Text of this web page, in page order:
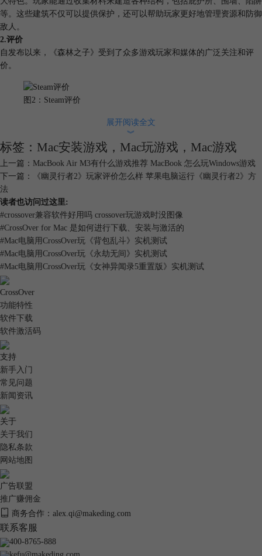
等。这些建筑不仅可以提供保护，还可以帮助玩家更好地管理资源和防御
敌人。
2.评价
自发布以来，《森林之子》受到了众多游戏玩家和媒体的广泛关注和评
价。
图2：Steam评价
很多玩家赞扬《森林之子》的画面和音效，认为其真实感和沉浸感非常
强。特别是游戏中的天气系统、昼夜交替和环境音效，都为玩家带来了身
临其境的体验。并且在Steam平台上《森林之子》的好评率也特别高，许
多玩家反应，《森林之子》要远优秀于上一代。
二、《森林之子》Mac电脑也能玩吗
目前，《森林之子》并没有官方支持在macOS系统上运行。然而，有几种
方法可以让Mac用户尝试在他们的设备上玩这款游戏。
1. 使用Boot Camp
图4：Boot Camp
Boot Camp是苹果官方提供的工具，允许用户在Mac上安装和运行Windows
展开阅读全文
︾
标签： Mac安装游戏 ， Mac玩游戏 ， Mac游戏
上一篇： MacBook Air M3有什么游戏推荐 MacBook 怎么玩Windows游戏
下一篇：
《幽灵行者2》玩家评价怎么样 苹果电脑运行《幽灵行者2》方
法
读者也访问过这里:
#crossover兼容软件好用吗 crossover玩游戏时没图像
#CrossOver for Mac 是如何进行下载、安装与激活的
#Mac电脑用CrossOver玩《背包乱斗》实机测试
#Mac电脑用CrossOver玩《永劫无间》实机测试
#Mac电脑用CrossOver玩《女神异闻录5重置版》实机测试
CrossOver
功能特性
软件下载
软件激活码
支持
新手入门
常见问题
新闻资讯
关于
关于我们
隐私条款
网站地图
广告联盟
推广赚佣金
商务合作：alex.qi@makeding.com
联系客服
400-8765-888